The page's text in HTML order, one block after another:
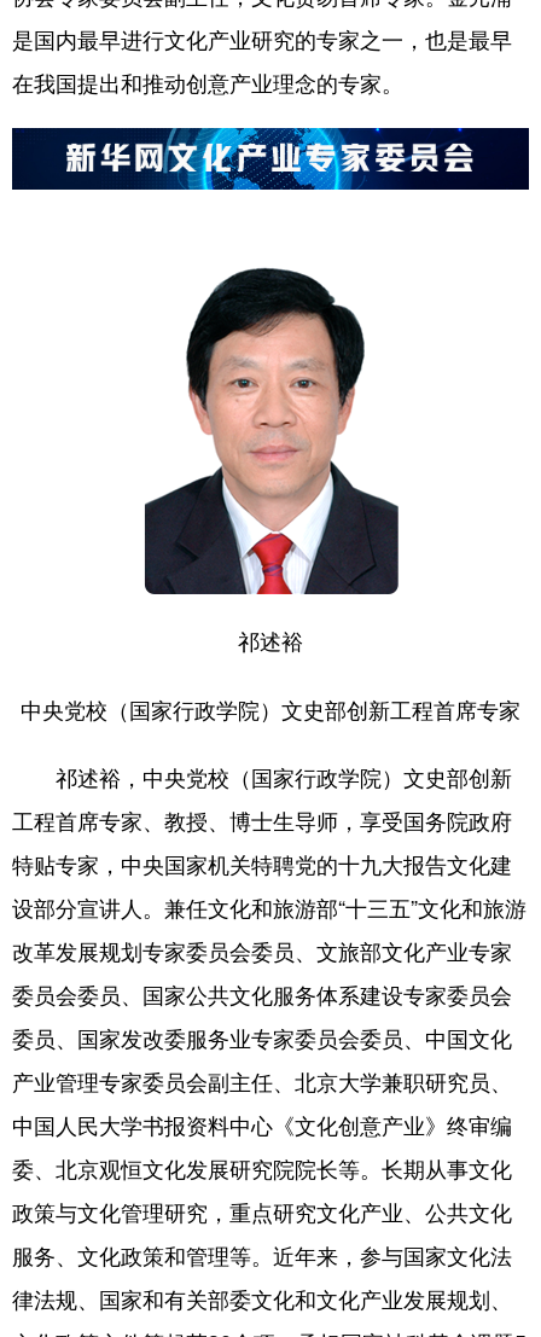
是国内最早进行文化产业研究的专家之一，也是最早
在我国提出和推动创意产业理念的专家。
祁述裕
中央党校（国家行政学院）文史部创新工程首席专家
祁述裕，中央党校（国家行政学院）文史部创新
工程首席专家、教授、博士生导师，享受国务院政府
特贴专家，中央国家机关特聘党的十九大报告文化建
设部分宣讲人。兼任文化和旅游部“十三五”文化和旅游
改革发展规划专家委员会委员、文旅部文化产业专家
委员会委员、国家公共文化服务体系建设专家委员会
委员、国家发改委服务业专家委员会委员、中国文化
产业管理专家委员会副主任、北京大学兼职研究员、
中国人民大学书报资料中心《文化创意产业》终审编
委、北京观恒文化发展研究院院长等。长期从事文化
政策与文化管理研究，重点研究文化产业、公共文化
服务、文化政策和管理等。近年来，参与国家文化法
律法规、国家和有关部委文化和文化产业发展规划、